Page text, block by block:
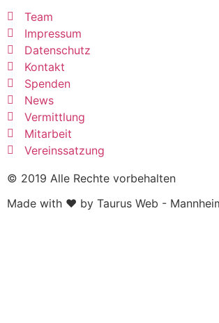
Team
Impressum
Datenschutz
Kontakt
Spenden
News
Vermittlung
Mitarbeit
Vereinssatzung
© 2019 Alle Rechte vorbehalten
Made with ❤ by Taurus Web -